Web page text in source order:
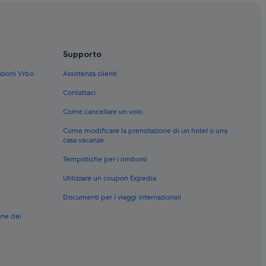
Vrbo
dei
Supporto
Assistenza clienti
Contattaci
Come cancellare un volo
Come modificare la prenotazione di un hotel o una
casa vacanze
Tempistiche per i rimborsi
Utilizzare un coupon Expedia
Documenti per i viaggi internazionali